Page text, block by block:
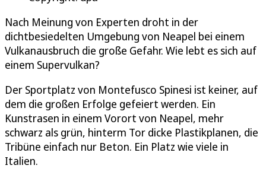
Nach Meinung von Experten droht in der
dichtbesiedelten Umgebung von Neapel bei einem
Vulkanausbruch die große Gefahr. Wie lebt es sich auf
einem Supervulkan?
Der Sportplatz von Montefusco Spinesi ist keiner, auf
dem die großen Erfolge gefeiert werden. Ein
Kunstrasen in einem Vorort von Neapel, mehr
schwarz als grün, hinterm Tor dicke Plastikplanen, die
Tribüne einfach nur Beton. Ein Platz wie viele in
Italien.